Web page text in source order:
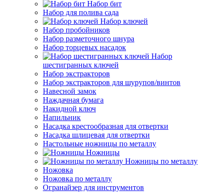
Набор бит
Набор для полива сада
Набор ключей
Набор пробойников
Набор разметочного шнура
Набор торцевых насадок
Набор
шестигранных ключей
Набор экстракторов
Набор экстракторов для шурупов/винтов
Навесной замок
Наждачная бумага
Накидной ключ
Напильник
Насадка крестообразная для отвертки
Насадка шлицевая для отвертки
Настольные ножницы по металлу
Ножницы
Ножницы по металлу
Ножовка
Ножовка по металлу
Огранайзер для инструментов